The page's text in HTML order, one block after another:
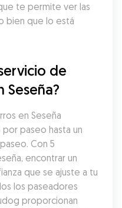
te permite ver las
bien que lo está
de
Seseña?
en Seseña
paseo hasta un
Con 5
encontrar un
que se ajuste a tu
los paseadores
proporcionan